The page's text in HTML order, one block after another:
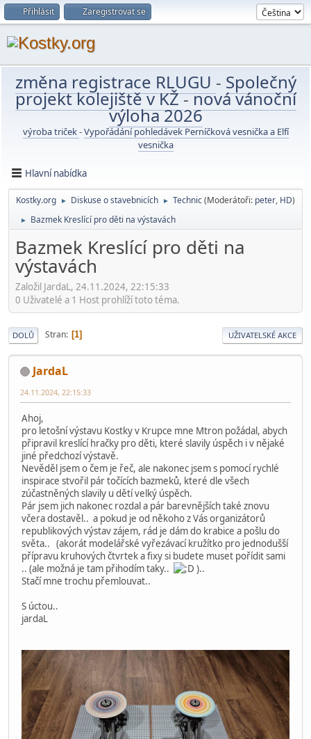
Přihlásit Zaregistrovat se
změna registrace RLUGU - Společný
projekt kolejiště v KŽ-nová vánoční
výloha 2026
výroba triček-Vypořádání pohledávek Perníčková vesnička a Elfí
vesnička
Hlavní nabídka
Kostky.org ► Diskuse o stavebnicích ► Technic(Moderátoři: peter, HD)
► Bazmek Kreslící pro děti na výstavách
Bazmek Kreslící pro děti na
výstavách
Založil JardaL, 24.11.2024, 22:15:33
0 Uživatelé a 1 Host prohlíží toto téma.
DOLŮ Stran 1 UŽIVATELSKÉ AKCE
JardaL
24.11.2024, 22:15:33
Ahoj,
pro letošní výstavu Kostky v Krupce mne Mtron požádal, abych
připravil kreslící hračky pro děti, které slavily úspěch i v nějaké
jiné předchozí výstavě.
Nevěděl jsem o čem je řeč, ale nakonec jsem s pomocí rychlé
inspirace stvořil pár točících bazmeků, které dle všech
zúčastněných slavily u dětí velký úspěch.
Pár jsem jich nakonec rozdal a pár barevnějších také znovu
včera dostavěl.. a pokud je od někoho z Vás organizátorů
republikových výstav zájem, rád je dám do krabice a pošlu do
světa.. (akorát modelářské vyřezávací kružítko pro jednodušší
přípravu kruhových čtvrtek a fixy si budete muset pořídit sami
.. (ale možná je tam přihodím taky..
)..
Stačí mne trochu přemlouvat..
S úctou..
jardaL